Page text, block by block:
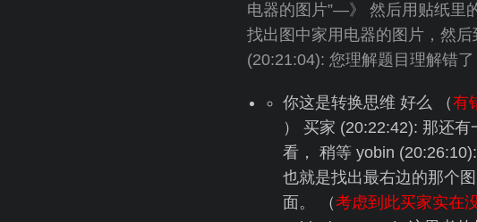
电器的图片”—》 然后用贴纸里
找出图中家用电器的图片，然
(20:21:04): 您理解题目理解错
你这是转换思维 好么 （有
） 买家 (20:22:42): 那还
看， 稍等 yobin
也就是找出最右边的那个
面。 （考虑到此买家实在